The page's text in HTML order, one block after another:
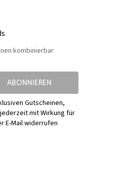
kombinierbar
ABONNIEREN
Gutscheinen,
mit Wirkung für
E-Mail widerrufen